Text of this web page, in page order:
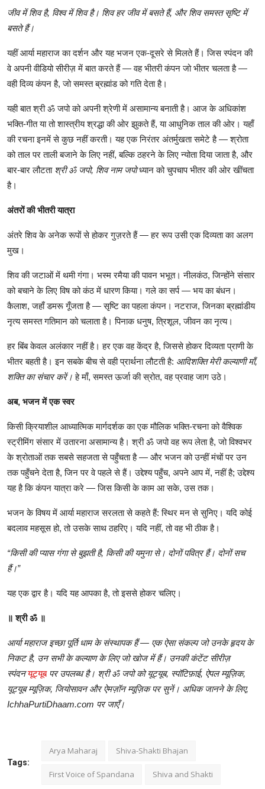
जीव में शिव है, विश्व में शिव है। शिव हर जीव में बसते हैं, और शिव समस्त सृष्टि में
बसते हैं।
यहीं आर्या महाराज का दर्शन और यह भजन एक-दूसरे से मिलते हैं। जिस स्पंदन की
वे अपनी वीडियो सीरीज़ में बात करते हैं—वह भीतरी कंपन जो भीतर चलता है—
वही दिव्य कंपन है,जो समस्त ब्रह्मांड को गति देता है।
यही बात श्री ॐ जपो को अपनी श्रेणी में असामान्य बनाती है। आज के अधिकांश
भक्ति-गीत या तो शास्त्रीय श्रद्धा की ओर झुकते हैं,या आधुनिक ताल की ओर। यहाँ
की रचना इनमें से कुछ नहीं करती। यह एक निरंतर अंतर्मुखता समेटे है—श्रोता
को ताल पर ताली बजाने के लिए नहीं,बल्कि ठहरने के लिए न्योता दिया जाता है, और
बार-बार लौटता श्री ॐ जपो, शिव नाम जपो ध्यान को चुपचाप भीतर की ओर खींचता
है।
अंतरों की भीतरी यात्रा
अंतरे शिव के अनेक रूपों से होकर गुज़रते हैं—हर रूप उसी एक दिव्यता का अलग
मुख।
शिव की जटाओं में थमी गंगा। भस्म रमैया की पावन भभूत। नीलकंठ,जिन्होंने संसार
को बचाने के लिए विष को कंठ में धारण किया। गले का सर्प— भय का बंधन।
कैलाश,जहाँ डमरू गूँजता है—सृष्टि का पहला कंपन। नटराज,जिनका ब्रह्मांडीय
नृत्य समस्त गतिमान को चलाता है। पिनाक धनुष,त्रिशूल,जीवन का नृत्य।
हर बिंब केवल अलंकार नहीं है। हर एक वह केंद्र है,जिससे होकर दिव्यता प्राणी के
भीतर बहती है। इन सबके बीच से वही प्रार्थना लौटती है: आदिशक्ति मेरी कल्याणी माँ,
शक्ति का संचार करें। हे माँ,समस्त ऊर्जा की स्रोत,वह प्रवाह जाग उठे।
अब, भजन में एक स्वर
किसी क्रियाशील आध्यात्मिक मार्गदर्शक का एक मौलिक भक्ति-रचना को वैश्विक
स्ट्रीमिंग संसार में उतारना असामान्य है। श्री ॐ जपो वह रूप लेता है,जो विश्वभर
के श्रोताओं तक सबसे सहजता से पहुँचता है— और भजन को उन्हीं मंचों पर उन
तक पहुँचने देता है,जिन पर वे पहले से हैं। उद्देश्य पहुँच, अपने आप में,नहीं है;उद्देश्य
यह है कि कंपन यात्रा करे —जिस किसी के काम आ सके,उस तक।
भजन के विषय में आर्या महाराज सरलता से कहते हैं:स्थिर मन से सुनिए। यदि कोई
बदलाव महसूस हो,तो उसके साथ ठहरिए। यदि नहीं,तो वह भी ठीक है।
“किसी की प्यास गंगा से बुझती है, किसी की यमुना से। दोनों पवित्र हैं। दोनों सच
हैं।”
यह एक द्वार है। यदि यह आपका है,तो इससे होकर चलिए।
॥ श्री ॐ ॥
आर्या महाराज इच्छा पूर्ति धाम के संस्थापक हैं— एक ऐसा संकल्प जो उनके हृदय के
निकट है, उन सभी के कल्याण के लिए जो खोज में हैं। उनकी कंटेंट सीरीज़
स्पंदन यूट्यूब पर उपलब्ध है। श्री ॐ जपो को यूट्यूब, स्पॉटिफ़ाई, ऐपल म्यूज़िक,
यूट्यूब म्यूज़िक, जियोसावन और ऐमज़ॉन म्यूज़िक पर सुनें। अधिक जानने के लिए,
IchhaPurtiDhaam.com पर जाएँ।
Tags:
Arya Maharaj Shiva-Shakti Bhajan
First Voice of Spandana Shiva and Shakti